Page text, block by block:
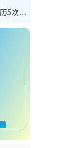
台风白海豚料周日袭浙江！经历5次“眼壁置换”极罕见 成登陆内地最长途台风